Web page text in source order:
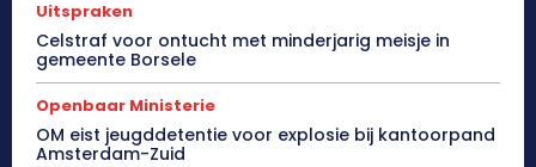
Uitspraken
Celstraf voor ontucht met minderjarig meisje in
gemeente Borsele
Openbaar Ministerie
OM eist jeugddetentie voor explosie bij kantoorpand
Amsterdam-Zuid